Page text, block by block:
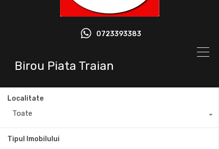
0723393383
Birou Piata Traian
Localitate
Toate
Tipul Imobilului